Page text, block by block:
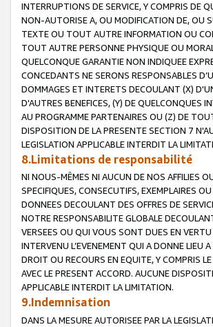
INTERRUPTIONS DE SERVICE, Y COMPRIS DE
NON-AUTORISE A, OU MODIFICATION DE, OU
TEXTE OU TOUT AUTRE INFORMATION OU
TOUT AUTRE PERSONNE PHYSIQUE OU
QUELCONQUE GARANTIE NON INDIQUEE
CONCEDANTS NE SERONS RESPONSABLES
DOMMAGES ET INTERETS DECOULANT (X)
D'AUTRES BENEFICES, (Y) DE QUELCONQUES
AU PROGRAMME PARTENAIRES OU (Z) DE
DISPOSITION DE LA PRESENTE SECTION 7
LEGISLATION APPLICABLE INTERDIT LA
8.Limitations de responsabilité
NI NOUS-MÊMES NI AUCUN DE NOS AFFILIES
SPECIFIQUES, CONSECUTIFS, EXEMPLAIRES
DONNEES DECOULANT DES OFFRES DE
NOTRE RESPONSABILITE GLOBALE
VERSEES OU QUI VOUS SONT DUES EN
INTERVENU L’EVENEMENT QUI A DONNE LIEU
DROIT OU RECOURS EN EQUITE, Y COMPRIS
AVEC LE PRESENT ACCORD. AUCUNE
APPLICABLE INTERDIT LA LIMITATION.
9.Indemnisation
DANS LA MESURE AUTORISEE PAR LA